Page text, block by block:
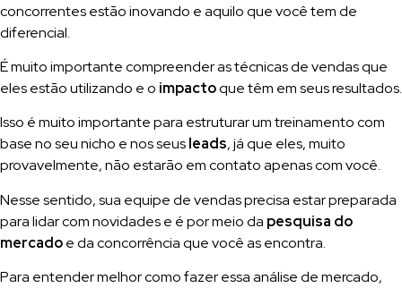
concorrentes estão inovando e aquilo que você tem de
diferencial.
É muito importante compreender as técnicas de vendas que
eles estão utilizando e o impactoque têm em seus resultados.
Isso é muito importante para estruturar um treinamento com
base no seu nicho e nos seusleads, já que eles, muito
provavelmente, não estarão em contato apenas com você.
Nesse sentido, sua equipe de vendas precisa estar preparada
para lidar com novidades e é por meio da pesquisa do
mercadoe da concorrência que você as encontra.
Para entender melhor como fazer essa análise de mercado,